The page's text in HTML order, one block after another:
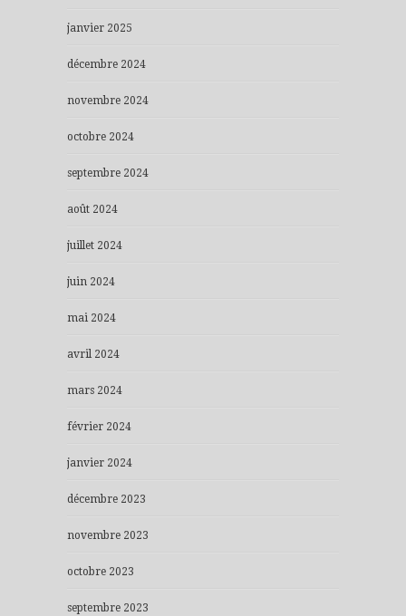
janvier 2025
décembre 2024
novembre 2024
octobre 2024
septembre 2024
août 2024
juillet 2024
juin 2024
mai 2024
avril 2024
mars 2024
février 2024
janvier 2024
décembre 2023
novembre 2023
octobre 2023
septembre 2023